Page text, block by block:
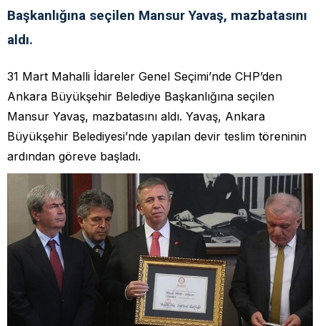
Başkanlığına seçilen Mansur Yavaş, mazbatasını
aldı.
31 Mart Mahalli İdareler Genel Seçimi’nde CHP’den
Ankara Büyükşehir Belediye Başkanlığına seçilen
Mansur Yavaş, mazbatasını aldı. Yavaş, Ankara
Büyükşehir Belediyesi’nde yapılan devir teslim töreninin
ardından göreve başladı.